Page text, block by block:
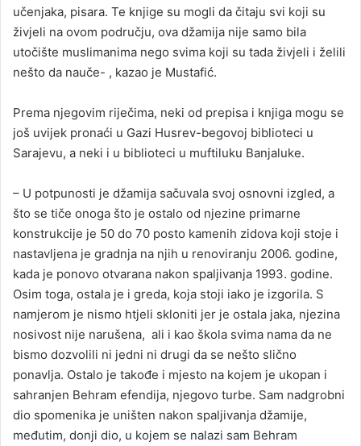
učenjaka, pisara. Te knjige su mogli da čitaju svi koji su
živjeli na ovom području, ova džamija nije samo bila
utočište muslimanima nego svima koji su tada živjeli i želili
nešto da nauče- , kazao je Mustafić.
Prema njegovim riječima, neki od prepisa i knjiga mogu se
još uvijek pronaći u Gazi Husrev-begovoj biblioteci u
Sarajevu, a neki i u biblioteci u muftiluku Banjaluke.
– U potpunosti je džamija sačuvala svoj osnovni izgled, a
što se tiče onoga što je ostalo od njezine primarne
konstrukcije je 50 do 70 posto kamenih zidova koji stoje i
nastavljena je gradnja na njih u renoviranju 2006. godine,
kada je ponovo otvarana nakon spaljivanja 1993. godine.
Osim toga, ostala je i greda, koja stoji iako je izgorila. S
namjerom je nismo htjeli skloniti jer je ostala jaka, njezina
nosivost nije narušena, ali i kao škola svima nama da ne
bismo dozvolili ni jedni ni drugi da se nešto slično
ponavlja. Ostalo je takođe i mjesto na kojem je ukopan i
sahranjen Behram efendija, njegovo turbe. Sam nadgrobni
dio spomenika je uništen nakon spaljivanja džamije,
međutim, donji dio, u kojem se nalazi sam Behram